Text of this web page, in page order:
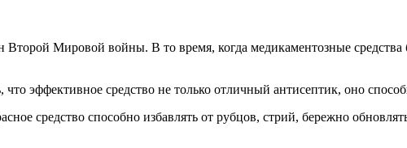
Мировой войны. В то время, когда медикаментозные средства
эффективное средство не только отличный антисептик, оно
средство способно избавлять от рубцов, стрий, бережно